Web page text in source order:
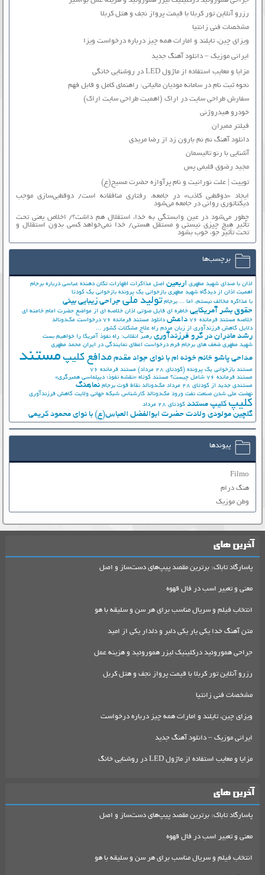
رزرو آنلاین تور کربلا با قیمت پرواز نجف و هتل کربلا
مشخصات فنی زانتیا
ویزای چین، تایلند و امارات همه چیز درباره درخواست ویزا
ایرانی موزیک – دانلود آهنگ جدید
مزایا و معایب استفاده از ماژول LED در روشنایی خانگی
نحوه ثبت نام در سامانه مودیان مالیاتی: راهنمای کامل و قابل فهم
سفارش طراحی سایت در اراک (اهمیت طراحی سایت اراک)
خودرو هیدروژنی
فیلتر ممبران
دانلود آهنگ نم نم بارون زد از رضا مریدی
آشنایی با رنو تالیسمان
مجید رضوی قلبمی پس
توییت | علت نورانیت و نام پرآوازه حضرت مسیح(ع)
ایجاد «دوقطبی کاذب» در جامعه، رفتاری منافقانه است/ دوقطبی‌سازی موجب
دیکتاتوری روانی در جامعه می‌شود
چطور می‌شود در عین وابستگی به خدا، استقلال هم داشت؟/ اخلاص یعنی تحت
تأثیر هیچ چیزی نیستی و مستقل هستی/ خدا نمی‌خواهد کسی بدون استقلال و
تحت تأثیر جوّ، خوب بشود
برچسب‌ها
اذان با صدای شهید مطهری اربعین اصل مذاکرات اظهارات تکان دهنده عباسی درباره برجام
اهمیت اذان از دیدگاه شهید مطهری بازخوانی یک پرونده بازخوانی یک کودتا
با مذاکره مخالف نیستم، اما ... برجام تولید ملی جراحی زیبایی بینی
حقوق بشر آمریکایی خاطره ای فایل صوتی اذان خلاصه ای از مواضع حضرت امام خامنه ای
خلاصه مستند فرمانده 76
داعش دانلود مستند فرمانده 76
درخواست مک‌دونالد
دلایل کاهش فرزندآوری از زبان مردم راه علاج مشکلات کشور ...
رشد مادران در گرو فرزندآوری رهبر انقلاب: راه نفوذ آمریکا را خواهیم بست
شهید مطهری ضعف های برجام فرم درخواست اعطای نمایندگی در ایران محمد مطهری
مداحی پاشو خانم خونه ام با نوای جواد مقدم مدافع کلیپ مستند
مستند بازخوانی یک پرونده (کودتای 28 مرداد)
مستند فرمانده 76
مستند فرمانده 76 شامل چیست؟
مستند کوتاه «نقشه نفوذ؛ دیپلماسی همبرگری»
مستندی جدید از کودتای 28 مرداد
مک‌دونالد نقاط قوت برجام نماهنگ
نهضت ملي شدن صنعت نفت ورود مک‌دونالد کارشناس شبکه جهانی ولایت کاهش فرزندآوری
کلیپ کلیپ مستند کودتای 28 مرداد
گلچین مولودی ولادت حضرت ابوالفضل العباس(ع) با نوای محمود کریمی
پیوندها
Filmo
هنگ درام
وطن موزیک
آخرین های
پاسارگاد تاباک: برترین مقصد پیپ‌های دست‌ساز و اصل
معنی و تعبیر اسب در فال قهوه
انتخاب فیلم و سریال مناسب برای هر سن و سلیقه با هو
متن آهنگ خدا یکی یار یکی دلبر و دلدار یکی از امید
جراحی هموروئید درکلینیک لیزر هموروئید و هزینه عمل
رزرو آنلاین تور کربلا با قیمت پرواز نجف و هتل کربل
مشخصات فنی زانتیا
ویزای چین، تایلند و امارات همه چیز درباره درخواست
ایرانی موزیک – دانلود آهنگ جدید
مزایا و معایب استفاده از ماژول LED در روشنایی خانگ
آخرین های
پاسارگاد تاباک: برترین مقصد پیپ‌های دست‌ساز و اصل
معنی و تعبیر اسب در فال قهوه
انتخاب فیلم و سریال مناسب برای هر سن و سلیقه با هو